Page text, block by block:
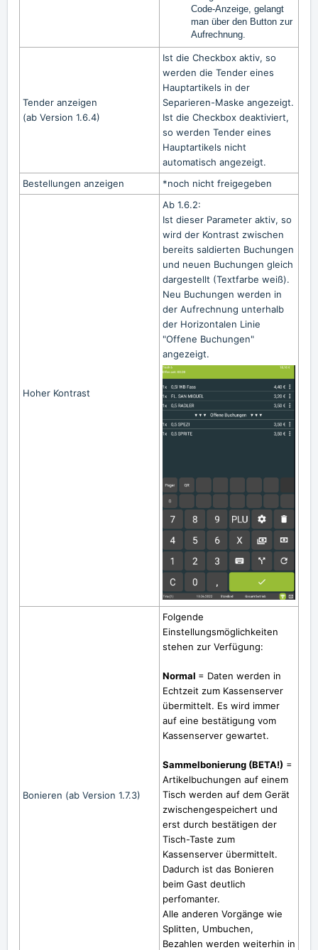
Code-Anzeige, gelangt
man über den Button zur
Aufrechnung.
Tender anzeigen
(ab Version 1.6.4)
Ist die Checkbox aktiv, so
werden die Tender eines
Hauptartikels in der
Separieren-Maske angezeigt.
Ist die Checkbox deaktiviert,
so werden Tender eines
Hauptartikels nicht
automatisch angezeigt.
Bestellungen anzeigen
*noch nicht freigegeben
Hoher Kontrast
Ab 1.6.2:
Ist dieser Parameter aktiv, so
wird der Kontrast zwischen
bereits saldierten Buchungen
und neuen Buchungen gleich
dargestellt (Textfarbe weiß).
Neu Buchungen werden in
der Aufrechnung unterhalb
der Horizontalen Linie
"Offene Buchungen"
angezeigt.
Bonieren (ab Version 1.7.3)
Folgende
Einstellungsmöglichkeiten
stehen zur Verfügung:
Normal = Daten werden in
Echtzeit zum Kassenserver
übermittelt. Es wird immer
auf eine bestätigung vom
Kassenserver gewartet.
Sammelbonierung (BETA!) =
Artikelbuchungen auf einem
Tisch werden auf dem Gerät
zwischengespeichert und
erst durch bestätigen der
Tisch-Taste zum
Kassenserver übermittelt.
Dadurch ist das Bonieren
beim Gast deutlich
perfomanter.
Alle anderen Vorgänge wie
Splitten, Umbuchen,
Bezahlen werden weiterhin in